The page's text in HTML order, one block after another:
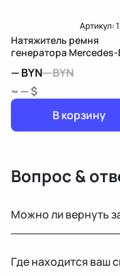
Артикул:
Натяжитель ремня
генератора
—BYN—BYN
~ — $
В корзину
Вопрос &
Можно ли вернуть
сохранении
Где находится ваш